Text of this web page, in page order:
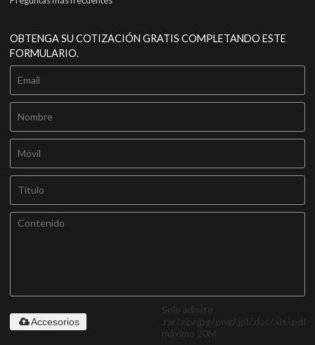
OBTENGA SU COTIZACIÓN GRATIS COMPLETANDO ESTE
FORMULARIO.
Solo admite
.rar/.zip/.jpg/.png/.gif/.doc/.xls/.pdf,
máximo 20M
Accesorios